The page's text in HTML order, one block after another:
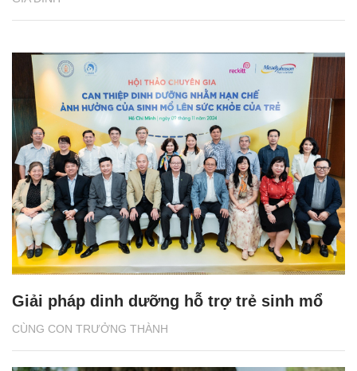
CÙNG CON TRƯỞNG THÀNH
Giải pháp dinh dưỡng hỗ trợ trẻ sinh mổ